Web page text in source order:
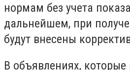
нормам без учета
дальнейшем, при
будут внесены
В объявлениях,